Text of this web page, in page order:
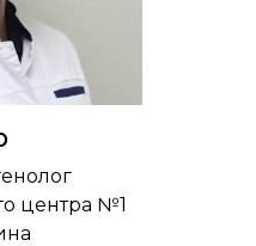
центра №1